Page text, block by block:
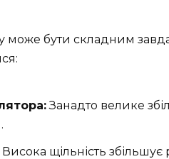
може бути складним
Занадто велике
Висока щільність